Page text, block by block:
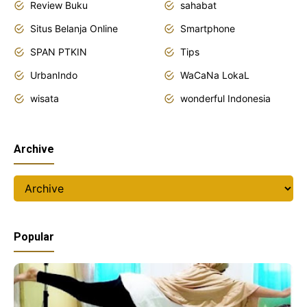
Review Buku
sahabat
Situs Belanja Online
Smartphone
SPAN PTKIN
Tips
UrbanIndo
WaCaNa LokaL
wisata
wonderful Indonesia
Archive
Popular